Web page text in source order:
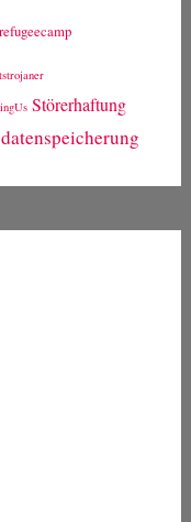
refugeecamp
Störerhaftung